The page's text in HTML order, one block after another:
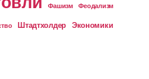
Фашизм Феодализм
Штадтхолдер Экономики